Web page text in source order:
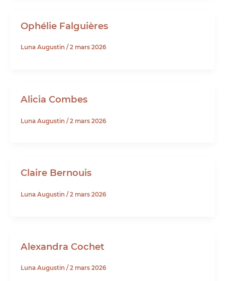
Ophélie Falguières
Luna Augustin / 2 mars 2026
Alicia Combes
Luna Augustin /2 mars 2026
Claire Bernouis
Luna Augustin / 2 mars 2026
Alexandra Cochet
Luna Augustin / 2 mars 2026